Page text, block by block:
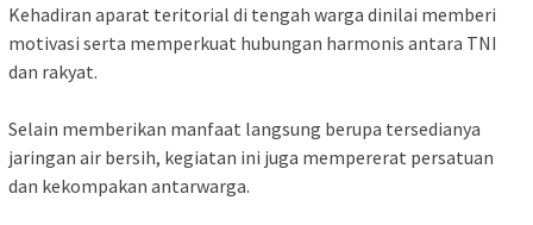
Kehadiran aparat teritorial di tengah warga dinilai memberi
motivasi serta memperkuat hubungan harmonis antara TNI
dan rakyat.
Selain memberikan manfaat langsung berupa tersedianya
jaringan air bersih, kegiatan ini juga mempererat persatuan
dan kekompakan antarwarga.